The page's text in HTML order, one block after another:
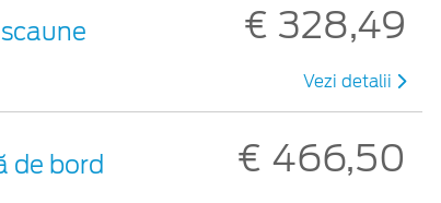
€ 328,49
Vezi detalii
de bord
€ 466,50